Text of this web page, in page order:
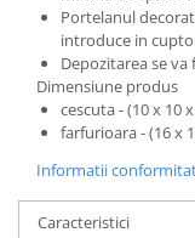
Portelanul decorat
introduce in
Depozitarea se va
Dimensiune produs
cescuta - (10 x 10
farfurioara - (16 x
Informatii
Caracteristici